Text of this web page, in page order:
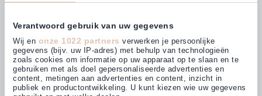
Verantwoord gebruik van uw gegevens
Wij en onze 1022 partners verwerken je persoonlijke
gegevens (bijv. uw IP-adres) met behulp van technologieën
zoals cookies om informatie op uw apparaat op te slaan en te
gebruiken met als doel gepersonaliseerde advertenties en
content, metingen aan advertenties en content, inzicht in
publiek en productontwikkeling. U kunt kiezen wie uw gegevens
Kunden bewerten uns mit
4,63 (874)